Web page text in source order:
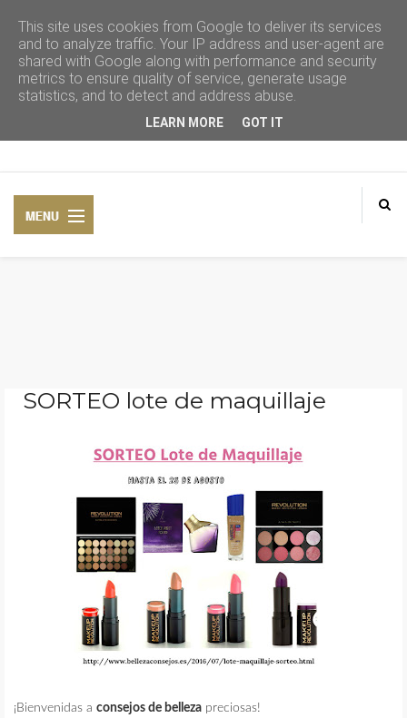
REMEDIOS CASEROS
CONTACTO
SORTEO lote de maquillaje
¡Bienvenidas a consejos de belleza preciosas!
This site uses cookies from Google to deliver its services
and to analyze traffic. Your IP address and user-agent are
shared with Google along with performance and security
metrics to ensure quality of service, generate usage
statistics, and to detect and address abuse.
LEARN MORE GOT IT